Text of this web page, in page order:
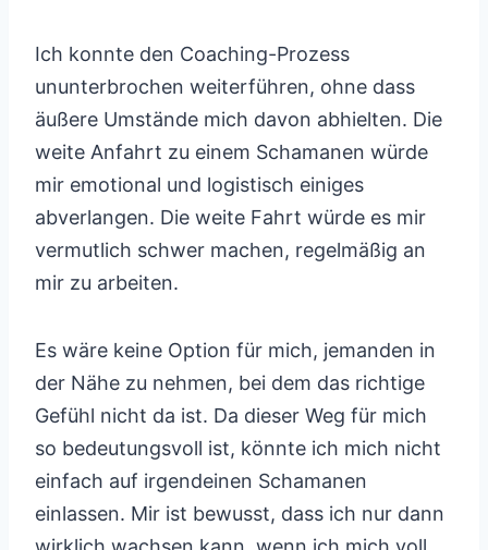
Ich konnte den Coaching-Prozess
ununterbrochen weiterführen, ohne dass
äußere Umstände mich davon abhielten. Die
weite Anfahrt zu einem Schamanen würde
mir emotional und logistisch einiges
abverlangen. Die weite Fahrt würde es mir
vermutlich schwer machen, regelmäßig an
mir zu arbeiten.
Es wäre keine Option für mich, jemanden in
der Nähe zu nehmen, bei dem das richtige
Gefühl nicht da ist. Da dieser Weg für mich
so bedeutungsvoll ist, könnte ich mich nicht
einfach auf irgendeinen Schamanen
einlassen. Mir ist bewusst, dass ich nur dann